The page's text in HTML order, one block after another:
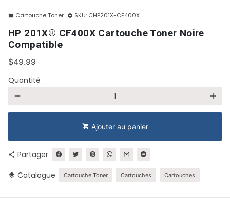
folder Cartouche Toner settings SKU: CHP201X-CF400X
HP 201X® CF400X Cartouche Toner Noire
Compatible
$49.99
Quantité
remove add
shopping_cart Ajouter au panier
share Partager
layers Catalogue Cartouche Toner Cartouches Cartouches